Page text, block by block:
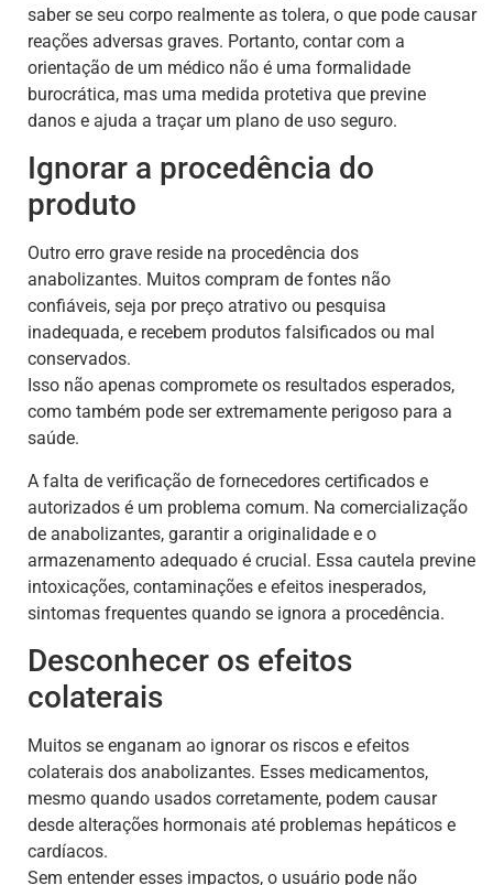
saber se seu corpo realmente as tolera, o que pode causar
reações adversas graves. Portanto, contar com a
orientação de um médico não é uma formalidade
burocrática, mas uma medida protetiva que previne
danos e ajuda a traçar um plano de uso seguro.
Ignorar a procedência do
produto
Outro erro grave reside na procedência dos
anabolizantes. Muitos compram de fontes não
confiáveis, seja por preço atrativo ou pesquisa
inadequada, e recebem produtos falsificados ou mal
conservados.
Isso não apenas compromete os resultados esperados,
como também pode ser extremamente perigoso para a
saúde.
A falta de verificação de fornecedores certificados e
autorizados é um problema comum. Na comercialização
de anabolizantes, garantir a originalidade e o
armazenamento adequado é crucial. Essa cautela previne
intoxicações, contaminações e efeitos inesperados,
sintomas frequentes quando se ignora a procedência.
Desconhecer os efeitos
colaterais
Muitos se enganam ao ignorar os riscos e efeitos
colaterais dos anabolizantes. Esses medicamentos,
mesmo quando usados corretamente, podem causar
desde alterações hormonais até problemas hepáticos e
cardíacos.
Sem entender esses impactos, o usuário pode não